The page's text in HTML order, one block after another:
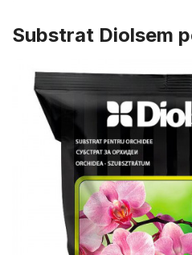
Substrat Diolsem